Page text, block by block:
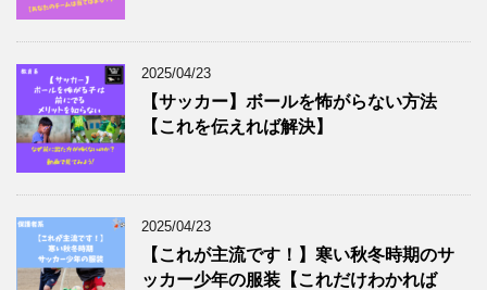
2025/04/23
【サッカー】ボールを怖がらない方法
【これを伝えれば解決】
2025/04/23
【これが主流です！】寒い秋冬時期のサ
ッカー少年の服装【これだけわかれば